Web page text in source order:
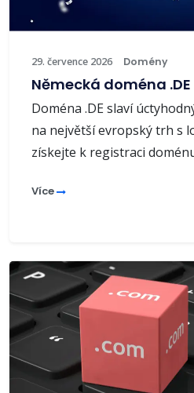
29. července 2026 Domény
Německá doména
Doména .DE slaví
na největší evropský trh s
získejte k registraci
Více